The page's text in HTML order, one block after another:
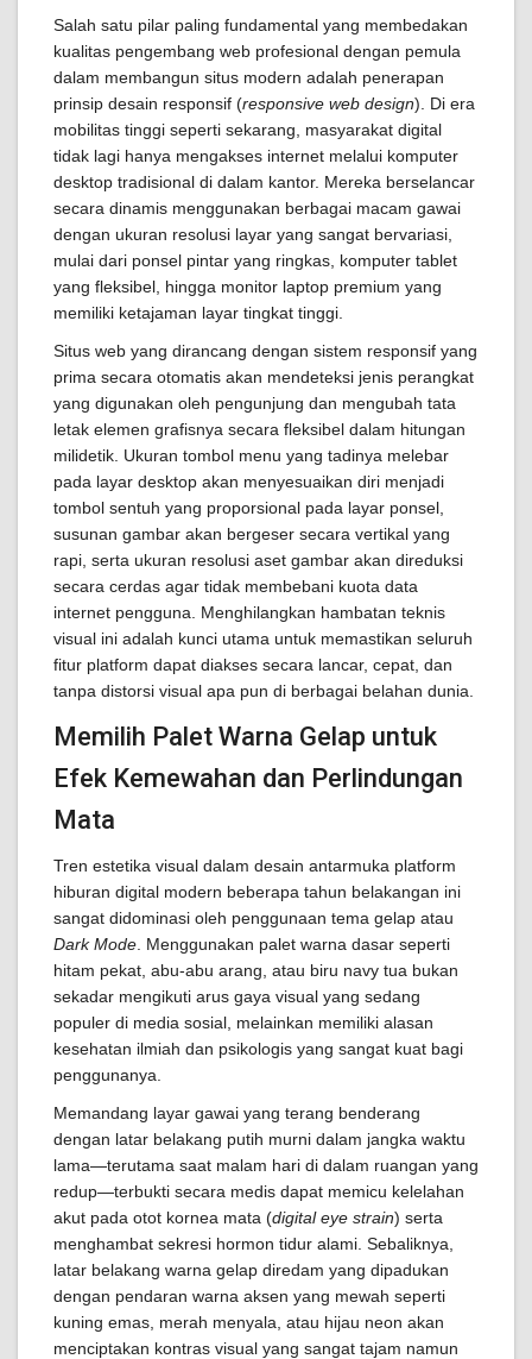
Salah satu pilar paling fundamental yang membedakan
kualitas pengembang web profesional dengan pemula
dalam membangun situs modern adalah penerapan
prinsip desain responsif (responsive web design). Di era
mobilitas tinggi seperti sekarang, masyarakat digital
tidak lagi hanya mengakses internet melalui komputer
desktop tradisional di dalam kantor. Mereka berselancar
secara dinamis menggunakan berbagai macam gawai
dengan ukuran resolusi layar yang sangat bervariasi,
mulai dari ponsel pintar yang ringkas, komputer tablet
yang fleksibel, hingga monitor laptop premium yang
memiliki ketajaman layar tingkat tinggi.
Situs web yang dirancang dengan sistem responsif yang
prima secara otomatis akan mendeteksi jenis perangkat
yang digunakan oleh pengunjung dan mengubah tata
letak elemen grafisnya secara fleksibel dalam hitungan
milidetik. Ukuran tombol menu yang tadinya melebar
pada layar desktop akan menyesuaikan diri menjadi
tombol sentuh yang proporsional pada layar ponsel,
susunan gambar akan bergeser secara vertikal yang
rapi, serta ukuran resolusi aset gambar akan direduksi
secara cerdas agar tidak membebani kuota data
internet pengguna. Menghilangkan hambatan teknis
visual ini adalah kunci utama untuk memastikan seluruh
fitur platform dapat diakses secara lancar, cepat, dan
tanpa distorsi visual apa pun di berbagai belahan dunia.
Memilih Palet Warna Gelap untuk
Efek Kemewahan dan Perlindungan
Mata
Tren estetika visual dalam desain antarmuka platform
hiburan digital modern beberapa tahun belakangan ini
sangat didominasi oleh penggunaan tema gelap atau
Dark Mode . Menggunakan palet warna dasar seperti
hitam pekat, abu-abu arang, atau biru navy tua bukan
sekadar mengikuti arus gaya visual yang sedang
populer di media sosial, melainkan memiliki alasan
kesehatan ilmiah dan psikologis yang sangat kuat bagi
penggunanya.
Memandang layar gawai yang terang benderang
dengan latar belakang putih murni dalam jangka waktu
lama—terutama saat malam hari di dalam ruangan yang
redup—terbukti secara medis dapat memicu kelelahan
akut pada otot kornea mata (digital eye strain) serta
menghambat sekresi hormon tidur alami. Sebaliknya,
latar belakang warna gelap diredam yang dipadukan
dengan pendaran warna aksen yang mewah seperti
kuning emas, merah menyala, atau hijau neon akan
menciptakan kontras visual yang sangat tajam namun